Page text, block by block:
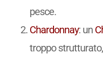
pesce.
Chardonnay: un
troppo